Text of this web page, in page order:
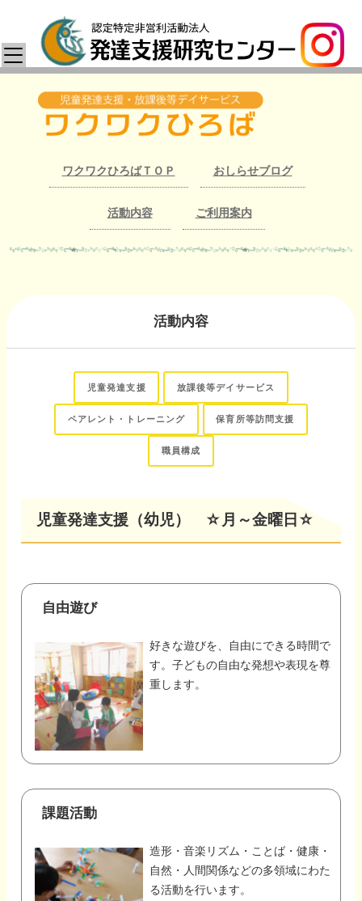
ワクワクひろばＴＯＰ おしらせブログ
活動内容 ご利用案内
活動内容
児童発達支援 放課後等デイサービス
ペアレント・トレーニング 保育所等訪問支援
職員構成
児童発達支援（幼児） ☆月～金曜日☆
自由遊び
好きな遊びを、自由にできる時間で
す。子どもの自由な発想や表現を尊
重します。
課題活動
造形・音楽リズム・ことば・健康・
自然・人間関係などの多領域にわた
る活動を行います。